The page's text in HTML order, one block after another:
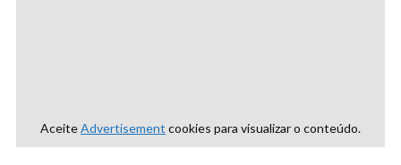
AceiteAdvertisement cookies para visualizar o conteúdo.